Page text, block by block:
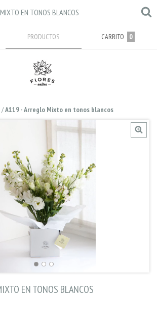
EN TONOS BLANCOS
PRODUCTOS CARRITO 0
/A119 - Arreglo Mixto en tonos blancos
EN TONOS BLANCOS